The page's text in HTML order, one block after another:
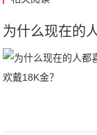
为什么现在的